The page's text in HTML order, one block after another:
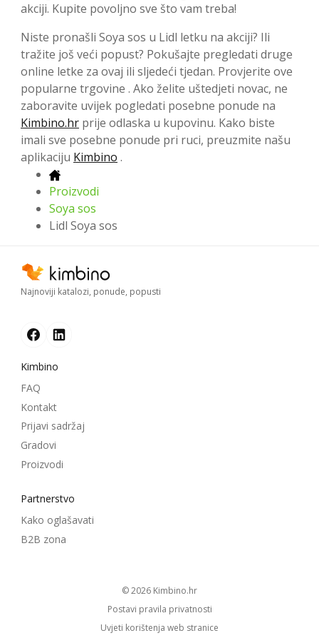
akciji. Kupite povoljno sve što vam treba!
Niste pronašli Soya sos u Lidl letku na akciji? Ili
tražite još veći popust? Pokušajte pregledati druge
online letke za ovaj ili sljedeći tjedan. Provjerite ove
popularne trgovine . Ako želite uštedjeti novac, ne
zaboravite uvijek pogledati posebne ponude na
Kimbino.hr prije odlaska u kupovinu. Kako biste
imali sve posebne ponude pri ruci, preuzmite našu
aplikaciju Kimbino .
Proizvodi
Soya sos
Lidl Soya sos
Najnoviji katalozi, ponude, popusti
Kimbino
FAQ
Kontakt
Prijavi sadržaj
Gradovi
Proizvodi
Partnerstvo
Kako oglašavati
B2B zona
© 2026
kimbino.hr
Postavi pravila privatnosti
Uvjeti korištenja web stranice